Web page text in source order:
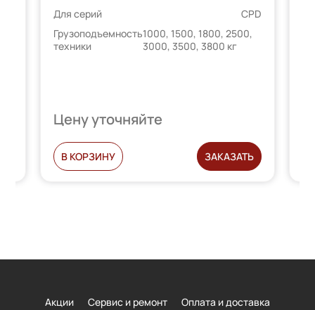
Для серий
CPD
Грузоподъемность
техники
1000, 1500, 1800, 2500,
3000, 3500, 3800 кг
Цену уточняйте
В КОРЗИНУ ЗАКАЗАТЬ
Акции Сервис и ремонт
Оплата и доставка